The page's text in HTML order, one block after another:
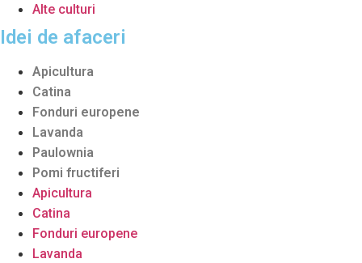
Alte culturi
Idei de afaceri
Apicultura
Catina
Fonduri europene
Lavanda
Paulownia
Pomi fructiferi
Apicultura
Catina
Fonduri europene
Lavanda